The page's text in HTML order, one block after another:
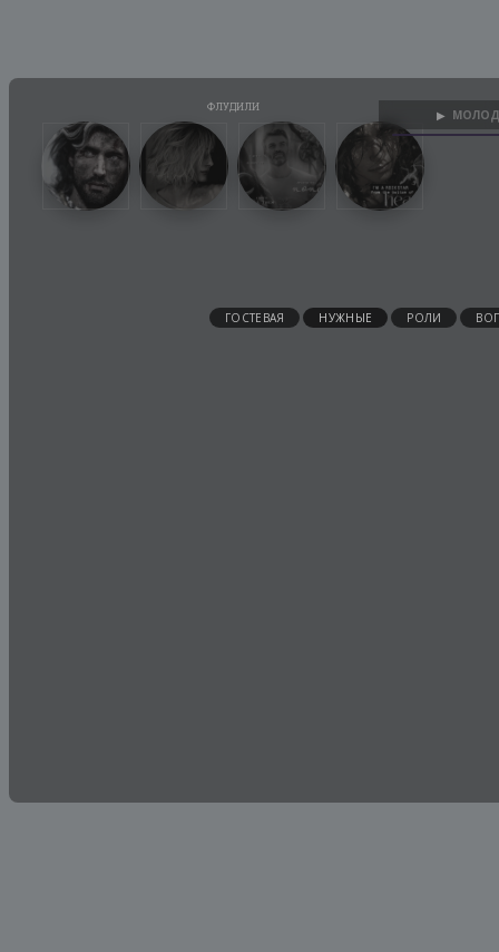
ГОСТЕВАЯ НУЖНЫЕ РОЛИ
▶